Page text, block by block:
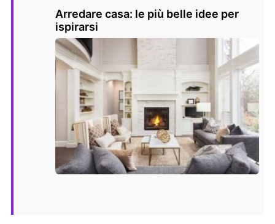
Arredare casa: le più belle idee per
ispirarsi